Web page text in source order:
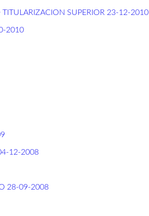
SUPERIOR 23-12-2010
2010
12-2008
28-09-2008